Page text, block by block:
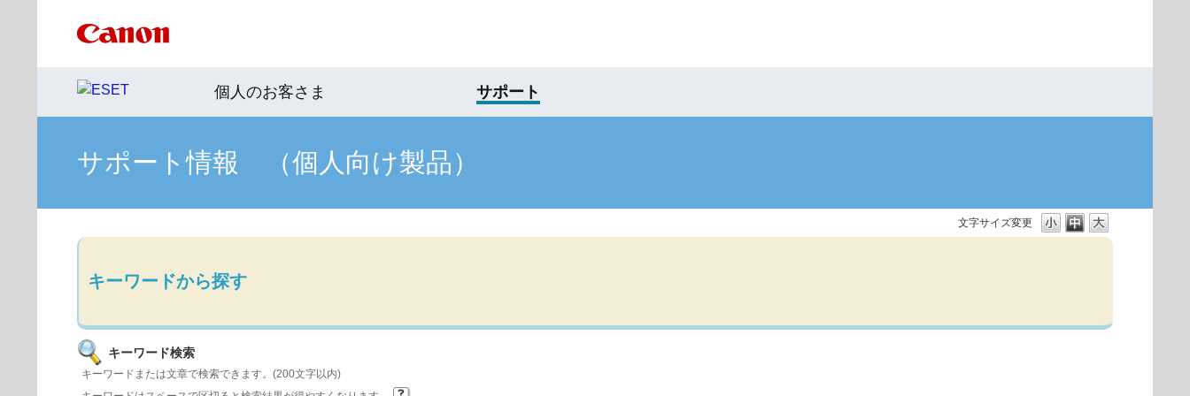
個人のお客さま サポート
サポート情報 （個人向け製品）
文字サイズ変更
キーワードから探す
キーワード検索
キーワードまたは文章で検索できます。(200文字以内)